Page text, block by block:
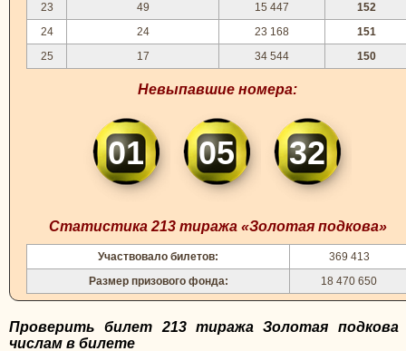
23
49 15 447
152
24
24 23 168
151
25
17 34 544 150
Невыпавшие номера:
01 05 32
Статистика 213 тиража «Золотая подкова»
Участвовало билетов:
369 413
Размер призового фонда:
18 470 650
Проверить билет 213 тиража Золотая подкова
числам в билете